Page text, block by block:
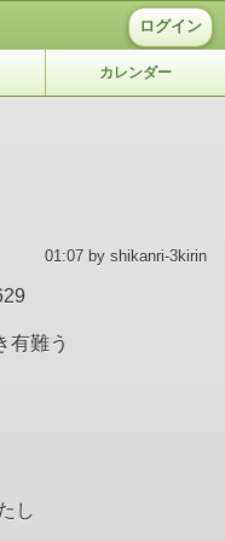
ログイン
カレンダー
01:07 by shikanri-3kirin
有難う
し